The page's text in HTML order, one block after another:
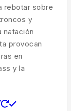
rebotar sobre
y
natación
provocan
en
y la